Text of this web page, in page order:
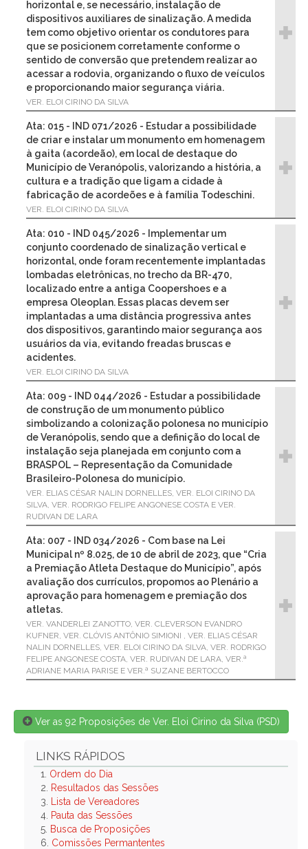
horizontal e, se necessário, instalação de
dispositivos auxiliares de sinalização. A medida
tem como objetivo orientar os condutores para
que se posicionem corretamente conforme o
sentido de conversão que pretendem realizar ao
acessar a rodovia, organizando o fluxo de veículos
e proporcionando maior segurança viária.
VER. ELOI CIRINO DA SILVA
Ata: 015 - IND 071/2026 - Estudar a possibilidade
de criar e instalar um monumento em homenagem
à gaita (acordeão), em local de destaque do
Município de Veranópolis, valorizando a história, a
cultura e a tradição que ligam a cidade à
fabricação de acordeões e à família Todeschini.
VER. ELOI CIRINO DA SILVA
Ata: 010 - IND 045/2026 - Implementar um
conjunto coordenado de sinalização vertical e
horizontal, onde foram recentemente implantadas
lombadas eletrônicas, no trecho da BR-470,
localizado entre a antiga Coopershoes e a
empresa Oleoplan. Essas placas devem ser
implantadas a uma distância progressiva antes
dos dispositivos, garantindo maior segurança aos
usuários da via, evitando freadas bruscas e
acidentes.
VER. ELOI CIRINO DA SILVA
Ata: 009 - IND 044/2026 - Estudar a possibilidade
de construção de um monumento público
simbolizando a colonização polonesa no município
de Veranópolis, sendo que a definição do local de
instalação seja planejada em conjunto com a
BRASPOL – Representação da Comunidade
Brasileiro-Polonesa do município.
VER. ELIAS CÉSAR NALIN DORNELLES, VER. ELOI CIRINO DA
SILVA, VER. RODRIGO FELIPE ANGONESE COSTA E VER.
RUDIVAN DE LARA
Ata: 007 - IND 034/2026 - Com base na Lei
Municipal nº 8.025, de 10 de abril de 2023, que “Cria
a Premiação Atleta Destaque do Município”, após
avaliação dos currículos, propomos ao Plenário a
aprovação para homenagem e premiação dos
atletas.
VER. VANDERLEI ZANOTTO, VER. CLEVERSON EVANDRO
KUFNER, VER. CLÓVIS ANTÔNIO SIMIONI , VER. ELIAS CÉSAR
NALIN DORNELLES, VER. ELOI CIRINO DA SILVA, VER. RODRIGO
FELIPE ANGONESE COSTA, VER. RUDIVAN DE LARA, VER.ª
ADRIANE MARIA PARISE E VER.ª SUZANE BERTOCCO
Ver as 92 Proposições de Ver. Eloi Cirino da Silva (PSD)
LINKS RÁPIDOS
1. Ordem do Dia
2.
Resultados das Sessões
3.
Lista de Vereadores
4. Pauta das Sessões
5. Busca de Proposições
6. Comissões Permantentes